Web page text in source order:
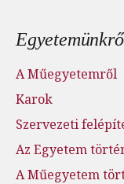
Lábléc
A Műegyetemről
Karok
Szervezeti
Az Egyetem
A Műegyetem